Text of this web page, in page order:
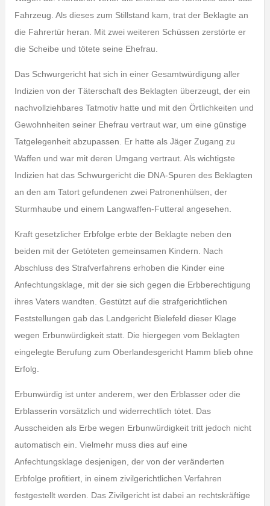
Fahrzeug. Als dieses zum Stillstand kam, trat der Beklagte an
die Fahrertür heran. Mit zwei weiteren Schüssen zerstörte er
die Scheibe und tötete seine Ehefrau.
Das Schwurgericht hat sich in einer Gesamtwürdigung aller
Indizien von der Täterschaft des Beklagten überzeugt, der ein
nachvollziehbares Tatmotiv hatte und mit den Örtlichkeiten und
Gewohnheiten seiner Ehefrau vertraut war, um eine günstige
Tatgelegenheit abzupassen. Er hatte als Jäger Zugang zu
Waffen und war mit deren Umgang vertraut. Als wichtigste
Indizien hat das Schwurgericht die DNA-Spuren des Beklagten
an den am Tatort gefundenen zwei Patronenhülsen, der
Sturmhaube und einem Langwaffen-Futteral angesehen.
Kraft gesetzlicher Erbfolge erbte der Beklagte neben den
beiden mit der Getöteten gemeinsamen Kindern. Nach
Abschluss des Strafverfahrens erhoben die Kinder eine
Anfechtungsklage, mit der sie sich gegen die Erbberechtigung
ihres Vaters wandten. Gestützt auf die strafgerichtlichen
Feststellungen gab das Landgericht Bielefeld dieser Klage
wegen Erbunwürdigkeit statt. Die hiergegen vom Beklagten
eingelegte Berufung zum Oberlandesgericht Hamm blieb ohne
Erfolg.
Erbunwürdig ist unter anderem, wer den Erblasser oder die
Erblasserin vorsätzlich und widerrechtlich tötet. Das
Ausscheiden als Erbe wegen Erbunwürdigkeit tritt jedoch nicht
automatisch ein. Vielmehr muss dies auf eine
Anfechtungsklage desjenigen, der von der veränderten
Erbfolge profitiert, in einem zivilgerichtlichen Verfahren
festgestellt werden. Das Zivilgericht ist dabei an rechtskräftige